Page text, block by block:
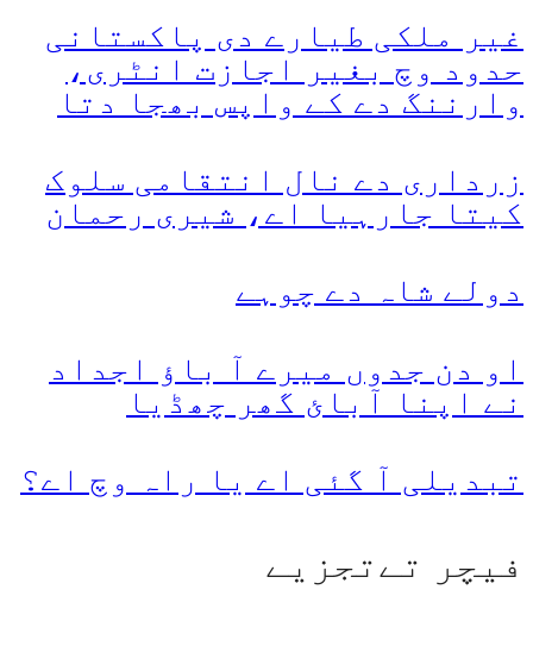
غیر ملکی طیارے دی پاکستانی
حدود وچ بغیر اجازت انٹری،
وارننگ دے کے واپس بھجا دتا
زرداری دے نال انتقامی سلوک
کیتا جارہیا اے، شیری رحمان
دولے شاہ دے چوہے
او دن جدوں میرے آ باؤ اجداد
نے اپنا آبائ گھر چھڈیا
تبدیلی آ گئی اے یا راہ وچ اے؟
فیچر تےتجزیے